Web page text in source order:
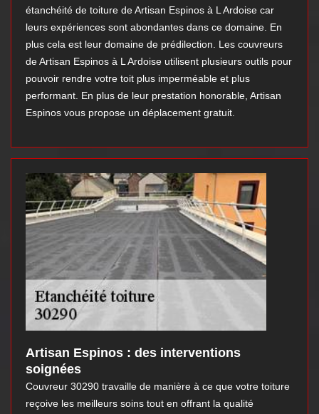
étanchéité de toiture de Artisan Espinos à L Ardoise car
leurs expériences sont abondantes dans ce domaine. En
plus cela est leur domaine de prédilection. Les couvreurs
de Artisan Espinos à L Ardoise utilisent plusieurs outils pour
pouvoir rendre votre toit plus imperméable et plus
performant. En plus de leur prestation honorable, Artisan
Espinos vous propose un déplacement gratuit.
Artisan Espinos : des interventions
soignées
Couvreur 30290 travaille de manière à ce que votre toiture
reçoive les meilleurs soins tout en offrant la qualité